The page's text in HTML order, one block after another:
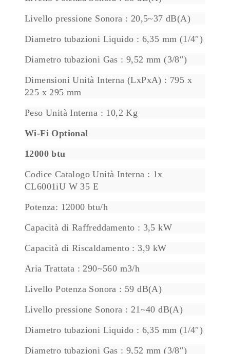
Livello pressione Sonora : 20,5~37 dB(A)
Diametro tubazioni Liquido : 6,35 mm (1/4″)
Diametro tubazioni Gas : 9,52 mm (3/8″)
Dimensioni Unità Interna (LxPxA) : 795 x
225 x 295 mm
Peso Unità Interna : 10,2 Kg
Wi-Fi Optional
12000 btu
Codice Catalogo Unità Interna : 1x
CL6001iU W 35 E
Potenza: 12000 btu/h
Capacità di Raffreddamento : 3,5 kW
Capacità di Riscaldamento : 3,9 kW
Aria Trattata : 290~560 m3/h
Livello Potenza Sonora : 59 dB(A)
Livello pressione Sonora : 21~40 dB(A)
Diametro tubazioni Liquido : 6,35 mm (1/4″)
Diametro tubazioni Gas : 9,52 mm (3/8″)